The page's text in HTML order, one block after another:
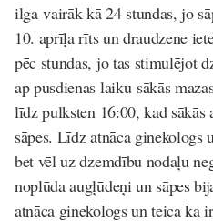
ilga vairāk kā 24 stundas, jo
10. aprīļa rīts un draudzene
pēc stundas, jo tas stimulējot
ap pusdienas laiku sākās
līdz pulksten 16:00, kad sākās
sāpes. Līdz atnāca ginekologs
bet vēl uz dzemdību nodaļu
noplūda augļūdeņi un sāpes
atnāca ginekologs un teica ka